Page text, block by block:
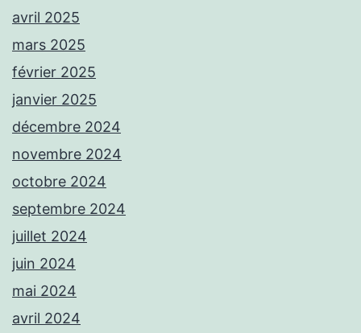
avril 2025
mars 2025
février 2025
janvier 2025
décembre 2024
novembre 2024
octobre 2024
septembre 2024
juillet 2024
juin 2024
mai 2024
avril 2024